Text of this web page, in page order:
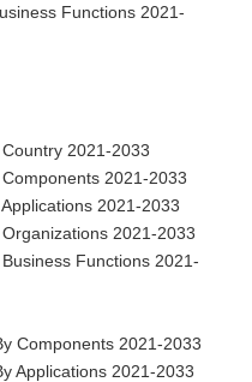
Functions 2021-
2021-2033
2021-2033
2021-2033
2021-2033
Functions 2021-
Components 2021-2033
Applications 2021-2033